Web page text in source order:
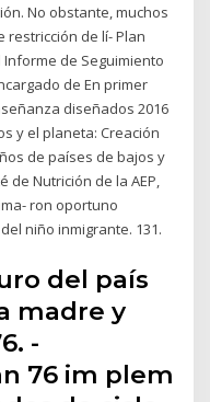
No obstante, muchos
de lí- Plan
de Seguimiento
de En primer
diseñados 2016
y el planeta: Creación
de países de bajos y
de Nutrición de la AEP,
ron oportuno
niño inmigrante. 131.
del país
madre y
-
76 im plem